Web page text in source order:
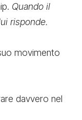
Quando il
risponde.
movimento
davvero nel